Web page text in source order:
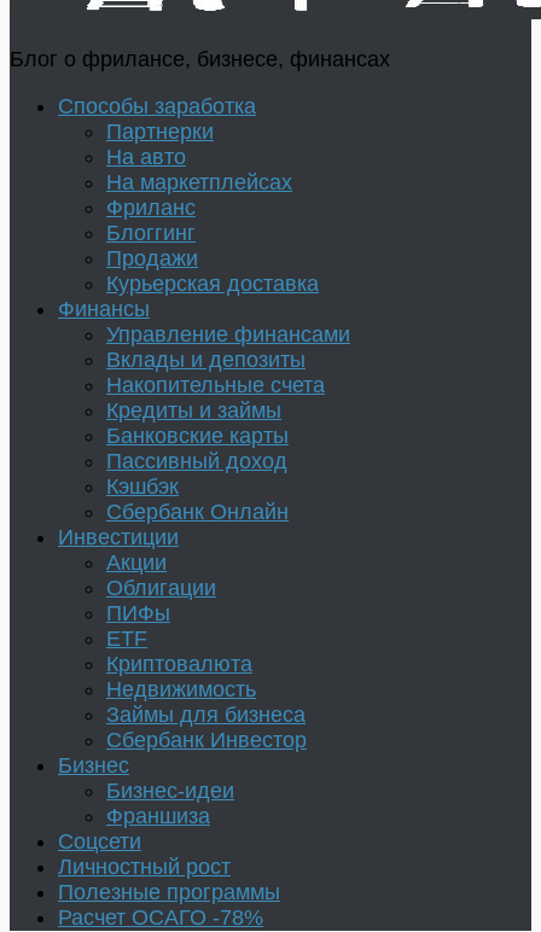
Блог о фрилансе, бизнесе, финансах
Способы заработка
Партнерки
На авто
На маркетплейсах
Фриланс
Блоггинг
Продажи
Курьерская доставка
Финансы
Управление финансами
Вклады и депозиты
Накопительные счета
Кредиты и займы
Банковские карты
Пассивный доход
Кэшбэк
Сбербанк Онлайн
Инвестиции
Акции
Облигации
ПИФы
ETF
Криптовалюта
Недвижимость
Займы для бизнеса
Сбербанк Инвестор
Бизнес
Бизнес-идеи
Франшиза
Соцсети
Личностный рост
Полезные программы
Расчет ОСАГО -78%